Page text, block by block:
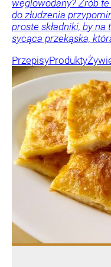
węglowodany? Zrób
do złudzenia
proste składniki, by na
sycąca przekąska,
PrzepisyProdukty